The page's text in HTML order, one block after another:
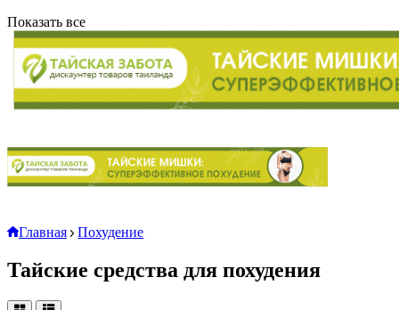
Показать все
Главная Похудение
Тайские средства для похудения